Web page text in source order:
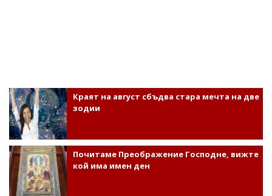
Краят на август сбъдва стара мечта на две
зодии
Почитаме Преображение Господне, вижте
кой има имен ден